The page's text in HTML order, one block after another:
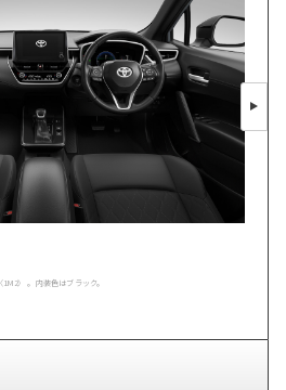
〉 。内装色はブラック。